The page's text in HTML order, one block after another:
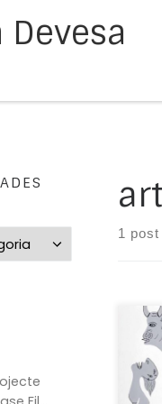
art
1 post
És